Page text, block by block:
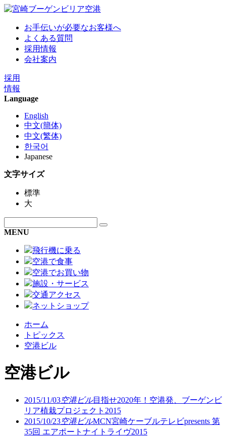
お手伝いが必要なお客様へ
よくある質問
採用情報
会社案内
採用
情報
Language
English
中文(簡体)
中文(繁体)
한국어
Japanese
文字サイズ
標準
大
MENU
飛行機に乗る
空港で食事
空港でお買い物
施設・サービス
交通アクセス
ネットショップ
ホーム
トピックス
空港ビル
空港ビル
2015/11/03空港ビル目指せ2020年！空港発、ブーゲンビ
リア植栽プロジェクト2015
2015/10/23空港ビルMCN宮崎ケーブルテレビpresents 第
35回 エアポートナイトライヴ2015